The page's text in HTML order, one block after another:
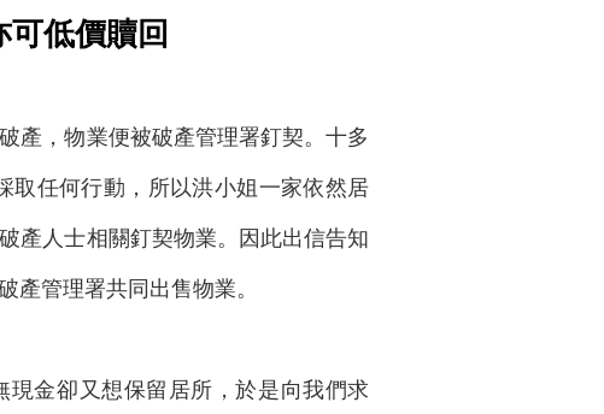
低價贖回
產，物業便被破產管理署釘契。十多
取任何行動，所以洪小姐一家依然居
產人士相關釘契物業。因此出信告知
管理署共同出售物業。
金卻又想保留居所，於是向我們求